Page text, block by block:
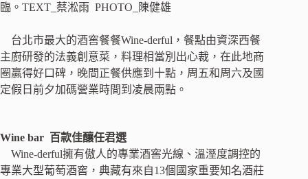
臨。TEXT_蔡淞雨 PHOTO_陳健雄
台北市最大的酒窖餐餐Wine-derful，餐點由資深西餐
主廚研發的法義創意菜，料理相當別出心裁，在此地商
圈贏得好口碑，晚間正餐供應到十點，周五和周六及國
定假日前夕加碼營業時間到凌晨兩點。
Wine bar 百款佳釀任君選
Wine-derful擁有傲人的專業酒窖光線、溫溼度調控的
專業大型葡萄酒窖，典藏有來自13個國家重要知名酒莊